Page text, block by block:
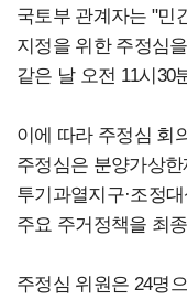
국토부 관계자는 "민
지정을 위한 주정심
같은 날 오전 11시30
이에 따라 주정심 회
주정심은 분양가상
투기과열지구·조정
주요 주거정책을 최
주정심 위원은 24명